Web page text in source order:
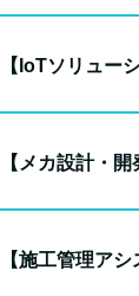
【IoTソリュ
【メカ設計・
【施工管理ア